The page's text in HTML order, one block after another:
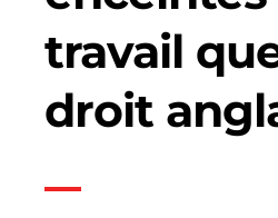
travail
droit